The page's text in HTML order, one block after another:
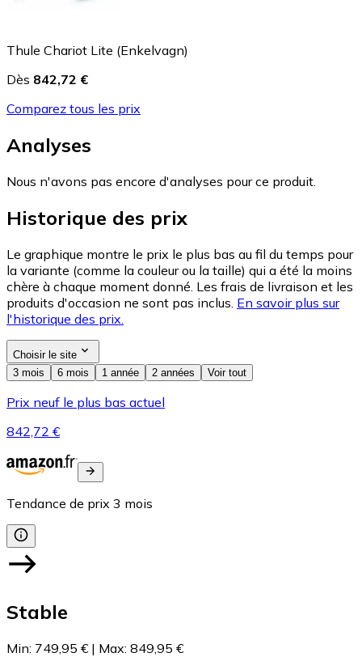
Thule Chariot Lite (Enkelvagn)
Dès 842,72 €
Comparez tous les prix
Analyses
Nous n'avons pas encore d'analyses pour ce produit.
Historique des prix
Le graphique montre le prix le plus bas au fil du temps pour
la variante (comme la couleur ou la taille) qui a été la moins
chère à chaque moment donné. Les frais de livraison et les
produits d'occasion ne sont pas inclus. En savoir plus sur
l'historique des prix.
Choisir le site
3 mois
6 mois 1 année 2 années Voir tout
Prix neuf le plus bas actuel
842,72 €
Tendance de prix 3 mois
Stable
Min: 749,95 € | Max: 849,95 €